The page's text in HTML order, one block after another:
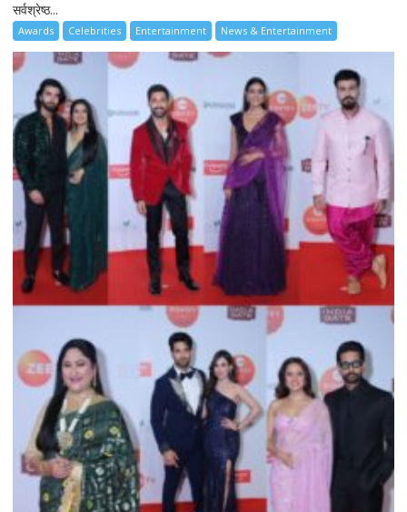
सर्वश्रेष्ठ...
Awards Celebrities Entertainment News & Entertainment